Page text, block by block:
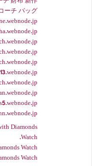
ーチ バッグ
Diamonds
Watch.
Watch.
Watch.